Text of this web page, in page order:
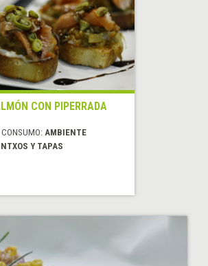
CON PIPERRADA
CONSUMO: AMBIENTE
Y TAPAS